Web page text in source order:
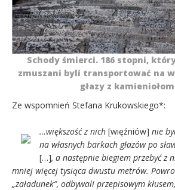
Schody śmierci. 186 stopni,
zmuszani byli transportować na
głazy z
Ze wspomnień Stefana Krukowskiego*:
…większość z nich [więźniów] nie
na własnych barkach głazów po
[…], a następnie biegiem przebyć z
mniej więcej tysiąca dwustu metrów.
„załadunek”, odbywali przepisowym